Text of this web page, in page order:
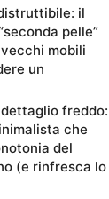
il
pelle”
mobili
un
freddo:
che
del
(e rinfresca lo